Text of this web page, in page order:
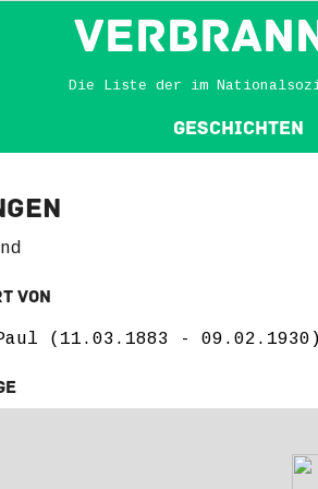
Die Liste der im
Geschichten
von
(11.03.1883 - 09.02.1930)